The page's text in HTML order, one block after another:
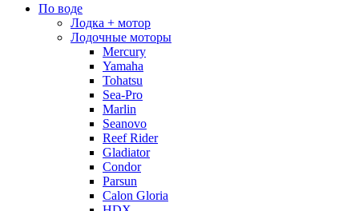
По воде
Лодка + мотор
Лодочные моторы
Mercury
Yamaha
Tohatsu
Sea-Pro
Marlin
Seanovo
Reef Rider
Gladiator
Condor
Parsun
Calon Gloria